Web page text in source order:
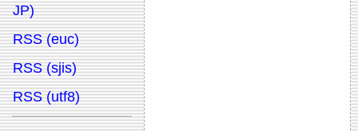
JP)
RSS (euc)
RSS (sjis)
RSS (utf8)